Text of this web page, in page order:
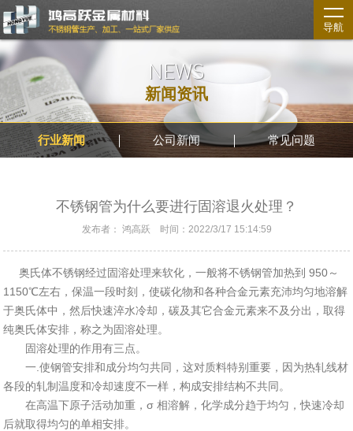
导航
NEWS
新闻资讯
行业新闻 公司新闻 常见问题
不锈钢管为什么要进行固溶退火处理？
发布者： 鸿高跃 时间：2022/3/17 15:14:59
奥氏体不锈钢经过固溶处理来软化，一般将不锈钢管加热到 950～
1150℃左右，保温一段时刻，使碳化物和各种合金元素充沛均匀地溶解
于奥氏体中，然后快速淬水冷却，碳及其它合金元素来不及分出，取得
纯奥氏体安排，称之为固溶处理。
固溶处理的作用有三点。
一.使钢管安排和成分均匀共同，这对质料特别重要，因为热轧线材
各段的轧制温度和冷却速度不一样，构成安排结构不共同。
在高温下原子活动加重，σ 相溶解，化学成分趋于均匀，快速冷却
后就取得均匀的单相安排。